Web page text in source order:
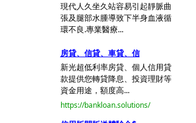
現代人久坐久站容易引起靜脈曲
張及腿部水腫導致下半身血液循
環不良.專業醫療...
房貸、信貸、車貸、信
新光超低利率房貸、個人信用貸
款提供您轉貸降息、投資理財等
資金用途，額度高...
https://bankloan.solutions/